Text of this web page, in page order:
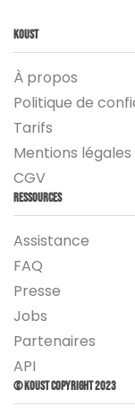
Koust
À propos
Politique de
Tarifs
Mentions légales
CGV
Ressources
Assistance
FAQ
Presse
Jobs
Partenaires
API
© Koust Copyright 2023